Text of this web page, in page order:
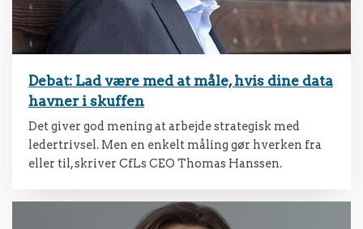
Debat: Lad være med at måle, hvis dine data
havner i skuffen
Det giver god mening at arbejde strategisk med
ledertrivsel. Men en enkelt måling gør hverken fra
eller til, skriver CfLs CEO Thomas Hanssen.